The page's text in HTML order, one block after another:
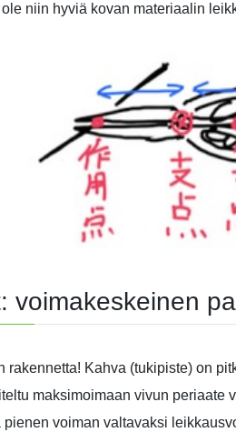
niin hyviä kovan materiaalin
voimakeskeinen
rakennetta! Kahva (tukipiste) on
maksimoimaan vivun periaate
voiman valtavaksi